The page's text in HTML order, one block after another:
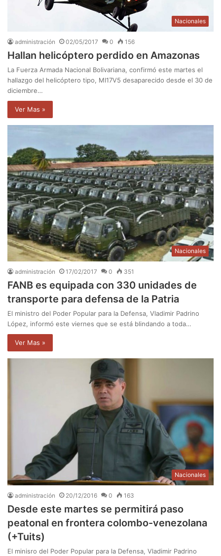
Nacionales
administración 02/05/2017 0 156
Hallan helicóptero perdido en Amazonas
La Fuerza Armada Nacional Bolivariana, confirmó este martes el
hallazgo del helicóptero tipo, MI17V5 desaparecido desde el 30 de
diciembre…
Ver Mas »
Nacionales
administración 17/02/2017 0 351
FANB es equipada con 330 unidades de
transporte para defensa de la Patria
El ministro del Poder Popular para la Defensa, Vladimir Padrino
López, informó este viernes que se está blindando a toda…
Ver Mas »
Nacionales
administración 20/12/2016 0 163
Desde este martes se permitirá paso
peatonal en frontera colombo-venezolana
(+Tuits)
El minisro del Poder Popular para la Defensa, Vladimir Padrino